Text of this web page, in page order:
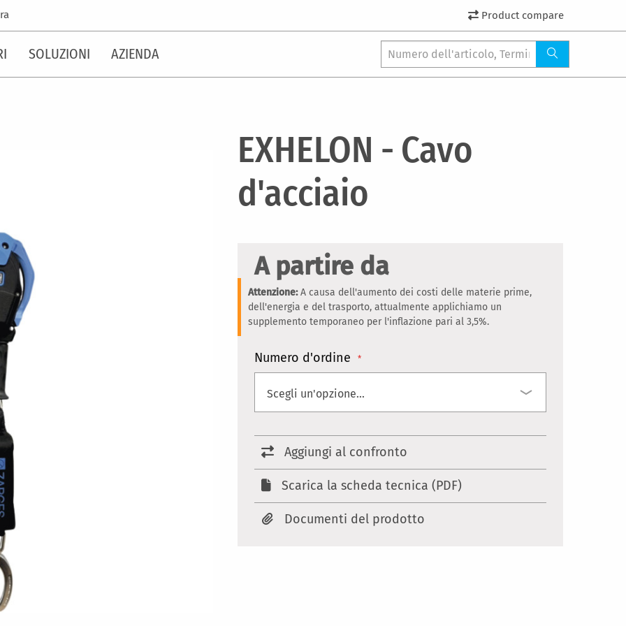
Product compare
SOLUZIONI AZIENDA
EXHELON - Cavo
d'acciaio
A partire da
Attenzione:A causa dell'aumento dei costi delle materie prime,
dell'energia e del trasporto, attualmente applichiamo un
supplemento temporaneo per l'inflazione pari al 3,5%.
Numero d'ordine
Aggiungi al confronto
Scarica la scheda tecnica (PDF)
Documenti del prodotto